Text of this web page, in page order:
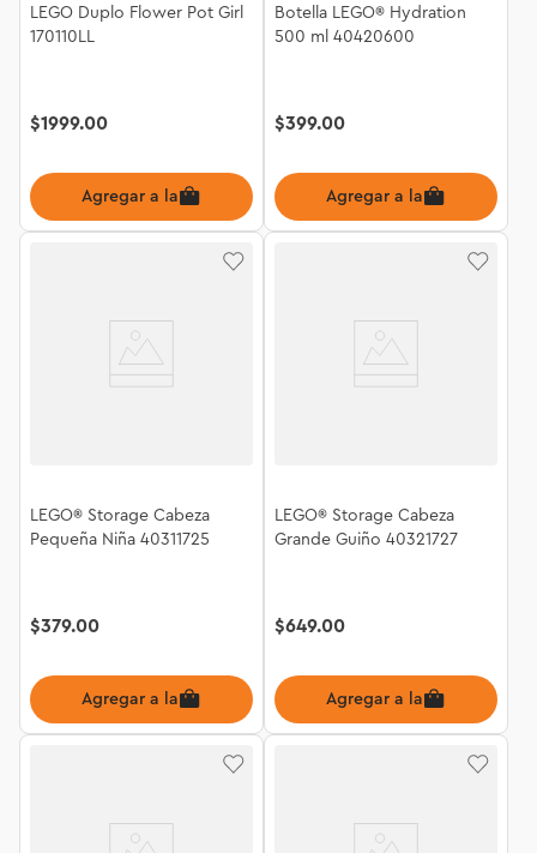
LEGO Duplo Flower Pot Girl
170110LL
$1999.00
Agregar a la bolsa
Botella LEGO® Hydration
500 ml 40420600
$399.00
Agregar a la bolsa
LEGO® Storage Cabeza
Pequeña Niña 40311725
$379.00
Agregar a la bolsa
LEGO® Storage Cabeza
Grande Guiño 40321727
$649.00
Agregar a la bolsa